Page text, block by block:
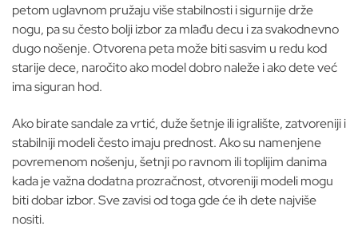
petom uglavnom pružaju više stabilnosti i sigurnije drže
nogu, pa su često bolji izbor za mlađu decu i za svakodnevno
dugo nošenje. Otvorena peta može biti sasvim u redu kod
starije dece, naročito ako model dobro naleže i ako dete već
ima siguran hod.
Ako birate sandale za vrtić, duže šetnje ili igralište, zatvoreniji i
stabilniji modeli često imaju prednost. Ako su namenjene
povremenom nošenju, šetnji po ravnom ili toplijim danima
kada je važna dodatna prozračnost, otvoreniji modeli mogu
biti dobar izbor. Sve zavisi od toga gde će ih dete najviše
nositi.